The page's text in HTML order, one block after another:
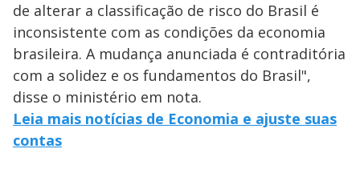
de alterar a classificação de risco do Brasil é
inconsistente com as condições da economia
brasileira. A mudança anunciada é contraditória
com a solidez e os fundamentos do Brasil",
disse o ministério em nota.
Leia mais notícias de Economia e ajuste suas
contas